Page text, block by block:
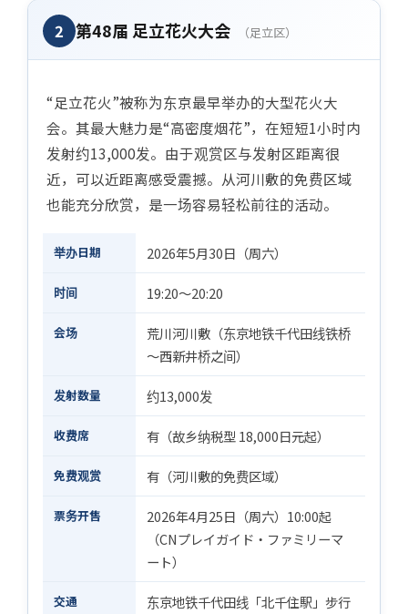
2 第48届 足立花火大会 （足立区）
“足立花火”被称为东京最早举办的大型花火大
会。其最大魅力是“高密度烟花”，在短短1小时内
发射约13,000发。由于观赏区与发射区距离很
近，可以近距离感受震撼。从河川敷的免费区域
也能充分欣赏，是一场容易轻松前往的活动。
举办日期 2026年5月30日（周六）
时间 19:20〜20:20
会场
荒川河川敷（东京地铁千代田线铁桥
〜西新井桥之间）
发射数量 约13,000发
收费席 有（故乡纳税型 18,000日元起）
免费观赏 有（河川敷的免费区域）
票务开售
2026年4月25日（周六）10:00起
（CNプレイガイド・ファミリーマ
ート）
交通
东京地铁千代田线「北千住駅」步行